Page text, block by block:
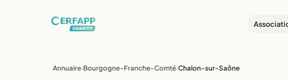
Annuaire›Bourgogne-Franche-Comté›Chalon-sur-Saône